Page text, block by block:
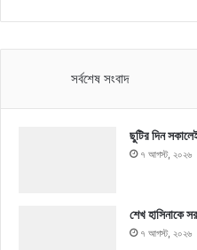
সর্বশেষ সংবাদ
ছুটির দিন
৭ আগস্ট, ২০২৬
শেখ হাসিনাকে
৭ আগস্ট, ২০২৬